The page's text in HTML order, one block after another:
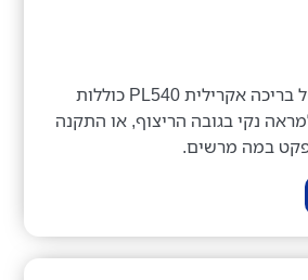
אפשרויות ההתקנה של בריכה אקרילית PL540 כוללות
נקי בגובה הריצוף, או התקנה
במה מרשים.